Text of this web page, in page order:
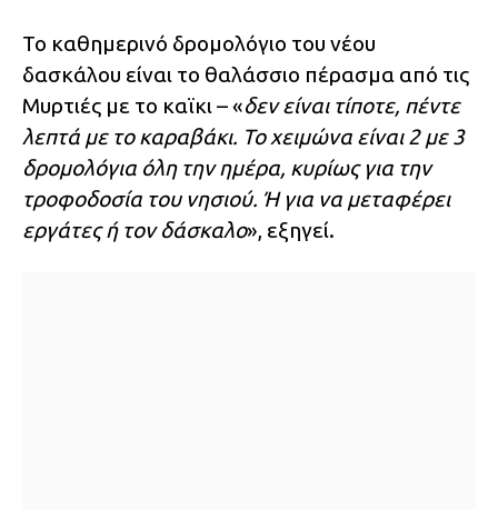
Το καθημερινό δρομολόγιο του νέου
δασκάλου είναι το θαλάσσιο πέρασμα από τις
Μυρτιές με το καϊκι – «δεν είναι τίποτε, πέντε
λεπτά με το καραβάκι. Το χειμώνα είναι 2 με 3
δρομολόγια όλη την ημέρα, κυρίως για την
τροφοδοσία του νησιού. Ή για να μεταφέρει
εργάτες ή τον δάσκαλο», εξηγεί.